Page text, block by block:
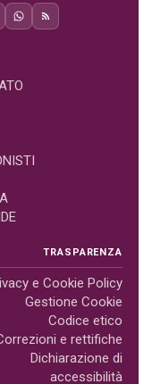
TRASPARENZA
e Cookie Policy
Gestione Cookie
Codice etico
e rettifiche
Dichiarazione di
accessibilità